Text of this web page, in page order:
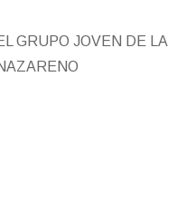
GRUPO JOVEN DE LA